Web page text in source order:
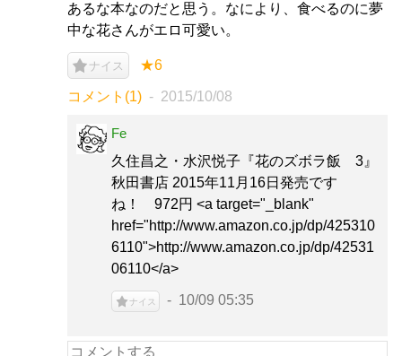
あるな本なのだと思う。なにより、食べるのに夢
中な花さんがエロ可愛い。
ナイス ★6
コメント(1) 2015/10/08
Fe
久住昌之・水沢悦子『花のズボラ飯 3』
秋田書店 2015年11月16日発売です
ね！ 972円 <a target="_blank"
href="http://www.amazon.co.jp/dp/425310
6110">http://www.amazon.co.jp/dp/42531
06110</a>
ナイス 10/09 05:35